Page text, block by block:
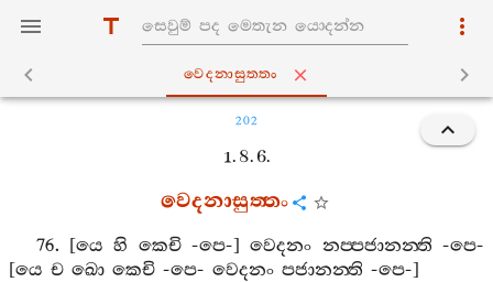
වෙදනාසුත‍්තං
202
1. 8. 6.
වෙදනාසුත‍්තං
76. [යෙ හි කෙචි-පෙ-]වෙදනං නප‍්පජානන‍්ති -පෙ-
[යෙ ච ඛො කෙචි -පෙ- වෙදනං පජානන‍්ති -පෙ-]